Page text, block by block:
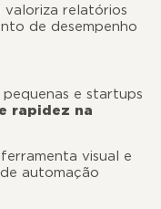
valoriza relatórios
de desempenho
e startups
rapidez na
visual e
automação